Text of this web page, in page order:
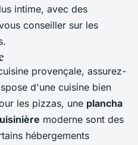
intime, avec des
conseiller sur les
provençale, assurez-
d'une cuisine bien
les pizzas, une plancha
moderne sont des
hébergements